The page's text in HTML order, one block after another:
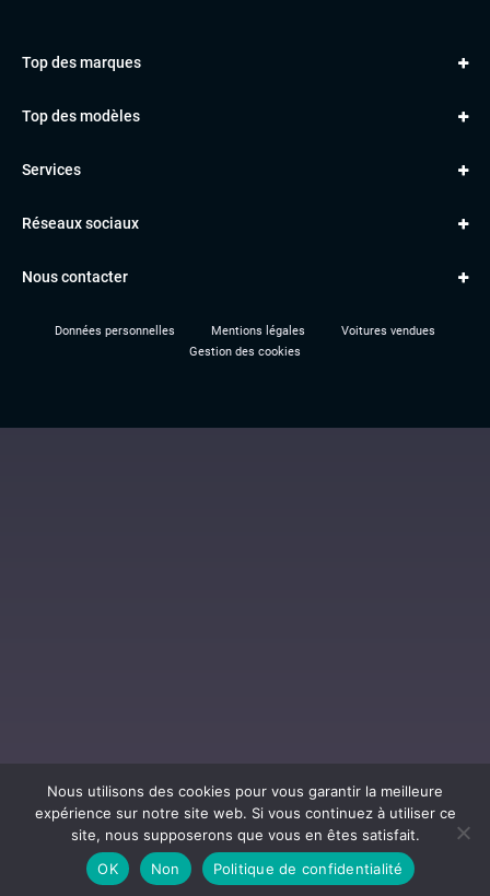
Top des marques
VOLKSWAGEN
BMW
Top des modèles
Classe A
A3
Services
Le garage TBV
Location TBV
Réseaux sociaux
Nous contacter
Données personnelles Mentions légales
Voitures vendues
Gestion des cookies
Nous utilisons des cookies pour vous garantir la meilleure
expérience sur notre site web. Si vous continuez à utiliser ce
site, nous supposerons que vous en êtes satisfait.
OK
Non Politique de confidentialité